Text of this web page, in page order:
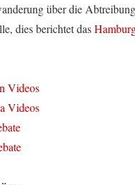
über die
dies berichtet das
Videos
Videos